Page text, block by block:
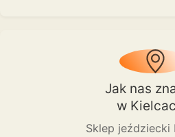
Jak nas
w
Sklep jeździecki